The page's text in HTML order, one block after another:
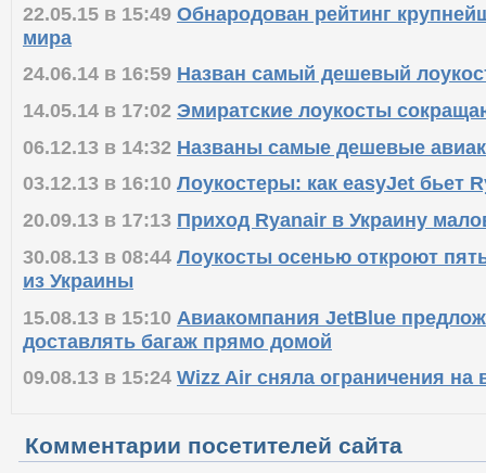
22.05.15 в 15:49 Обнародован рейтинг
мира
24.06.14 в 16:59 Назван самый дешевый
14.05.14 в 17:02 Эмиратские лоукосты
06.12.13 в 14:32 Названы самые дешевые
03.12.13 в 16:10 Лоукостеры: как easyJet бьет
20.09.13 в 17:13 Приход Ryanair в Украину
30.08.13 в 08:44 Лоукосты осенью откроют
из Украины
15.08.13 в 15:10 Авиакомпания JetBlue
доставлять багаж прямо домой
09.08.13 в 15:24 Wizz Air сняла ограничения на
Комментарии посетителей сайта